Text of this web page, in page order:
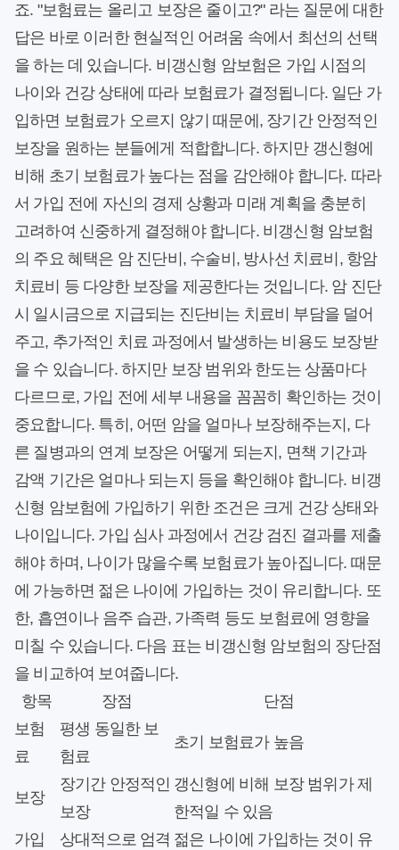
죠. "보험료는 올리고 보장은 줄이고?" 라는 질문에 대한
답은 바로 이러한 현실적인 어려움 속에서 최선의 선택
을 하는 데 있습니다. 비갱신형 암보험은 가입 시점의
나이와 건강 상태에 따라 보험료가 결정됩니다. 일단 가
입하면 보험료가 오르지 않기 때문에, 장기간 안정적인
보장을 원하는 분들에게 적합합니다. 하지만 갱신형에
비해 초기 보험료가 높다는 점을 감안해야 합니다. 따라
서 가입 전에 자신의 경제 상황과 미래 계획을 충분히
고려하여 신중하게 결정해야 합니다. 비갱신형 암보험
의 주요 혜택은 암 진단비, 수술비, 방사선 치료비, 항암
치료비 등 다양한 보장을 제공한다는 것입니다. 암 진단
시 일시금으로 지급되는 진단비는 치료비 부담을 덜어
주고, 추가적인 치료 과정에서 발생하는 비용도 보장받
을 수 있습니다. 하지만 보장 범위와 한도는 상품마다
다르므로, 가입 전에 세부 내용을 꼼꼼히 확인하는 것이
중요합니다. 특히, 어떤 암을 얼마나 보장해주는지, 다
른 질병과의 연계 보장은 어떻게 되는지, 면책 기간과
감액 기간은 얼마나 되는지 등을 확인해야 합니다. 비갱
신형 암보험에 가입하기 위한 조건은 크게 건강 상태와
나이입니다. 가입 심사 과정에서 건강 검진 결과를 제출
해야 하며, 나이가 많을수록 보험료가 높아집니다. 때문
에 가능하면 젊은 나이에 가입하는 것이 유리합니다. 또
한, 흡연이나 음주 습관, 가족력 등도 보험료에 영향을
미칠 수 있습니다. 다음 표는 비갱신형 암보험의 장단점
을 비교하여 보여줍니다.
항목
장점
단점
보험
료
평생 동일한 보
험료
초기 보험료가 높음
보장
장기간 안정적인
보장
갱신형에 비해 보장 범위가 제
한적일 수 있음
가입
상대적으로 엄격 젊은 나이에 가입하는 것이 유